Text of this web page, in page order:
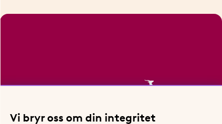
Vi bryr oss om din integritet